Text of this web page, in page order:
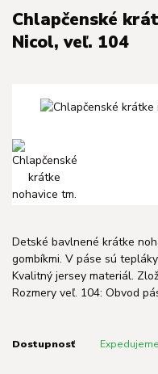
Chlapčenské
Nicol, veľ. 104
Detské bavlnené krátke
gombíkmi. V páse sú
Kvalitný jersey materiál.
Rozmery veľ. 104: Obvod
Dostupnosť